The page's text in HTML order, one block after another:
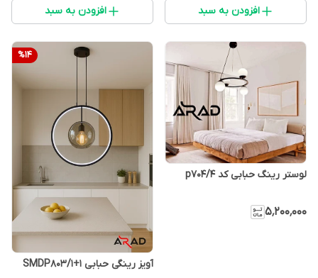
افزودن به سبد افزودن به سبد
لوستر رینگ حبابی کد p704/4
۵٬۲۰۰٬۰۰۰
%14
آویز رینگی حبابی SMDP803/1+1